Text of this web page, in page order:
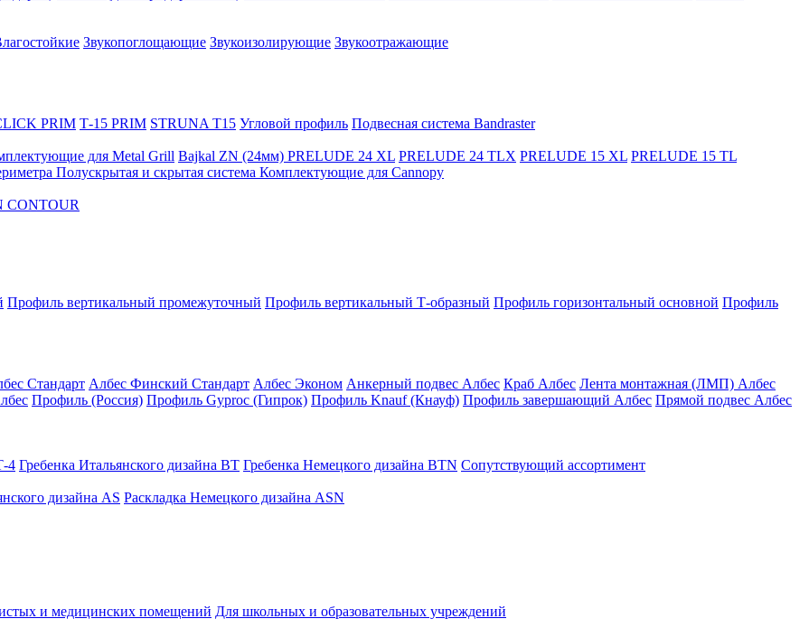
Звукопоглощающие Звукоизолирующие Звукоотражающие
PRIM Т-15 PRIM STRUNA Т15 Угловой профиль Подвесная система Bandraster
для Metal Grill Bajkal ZN (24мм) PRELUDE 24 XL PRELUDE 24 TLX PRELUDE 15 XL PRELUDE 15 TL
Полускрытая и скрытая система Комплектующие для Cannopy
CONTOUR
Профиль вертикальный промежуточный Профиль вертикальный Т-образный Профиль горизонтальный основной Профиль
Стандарт Албес Финский Стандарт Албес Эконом Анкерный подвес Албес Краб Албес Лента монтажная (ЛМП) Албес
Профиль (Россия) Профиль Gyproc (Гипрок) Профиль Knauf (Кнауф) Профиль завершающий Албес Прямой подвес Албес
4 Гребенка Итальянского дизайна BT Гребенка Немецкого дизайна ВТN Сопутствующий ассортимент
дизайна AS Раскладка Немецкого дизайна АSN
и медицинских помещений Для школьных и образовательных учреждений